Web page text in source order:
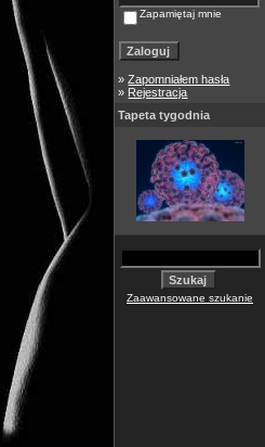
Zapamiętaj mnie
»Zapomniałem hasła
» Rejestracja
Tapeta tygodnia
Zaawansowane szukanie